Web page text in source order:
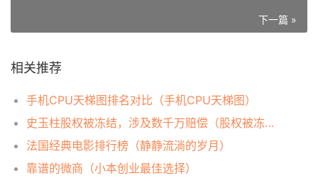
下一篇 »
相关推荐
手机CPU天梯图排名对比（手机CPU天梯图）
史玉柱股权被冻结，涉及数千万赔偿（股权被冻结数千万股权）
法国经典电影排行榜（静静流淌的岁月）
靠谱的微商（小本创业最佳选择）